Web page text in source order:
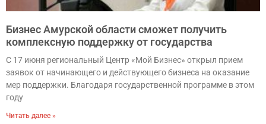
Бизнес Амурской области сможет получить
комплексную поддержку от государства
С 17 июня региональный Центр «Мой Бизнес» открыл прием
заявок от начинающего и действующего бизнеса на оказание
мер поддержки. Благодаря государственной программе в этом
году
Читать далее »